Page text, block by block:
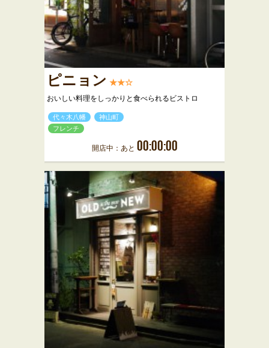
ピニョン ★★☆
おいしい料理をしっかりと食べられるビストロ
代々木八幡
神山町
フレンチ
開店中：あと 00:00:00